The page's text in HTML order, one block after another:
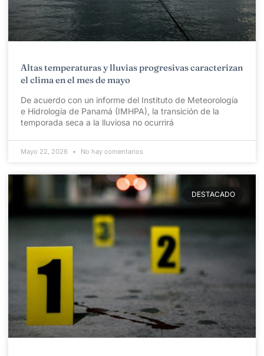
Altas temperaturas y lluvias progresivas caracterizan
el clima en el mes de mayo
De acuerdo con un informe del Instituto de Meteorología
e Hidrología de Panamá (IMHPA), la transición de la
temporada seca a la lluviosa no ocurrirá
Mayo 22, 2026 No hay comentarios
DESTACADO